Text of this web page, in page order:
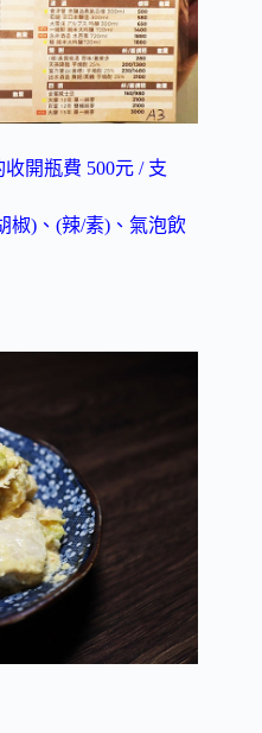
開瓶費 500元 / 支
椒)、(辣/素)、氣泡飲